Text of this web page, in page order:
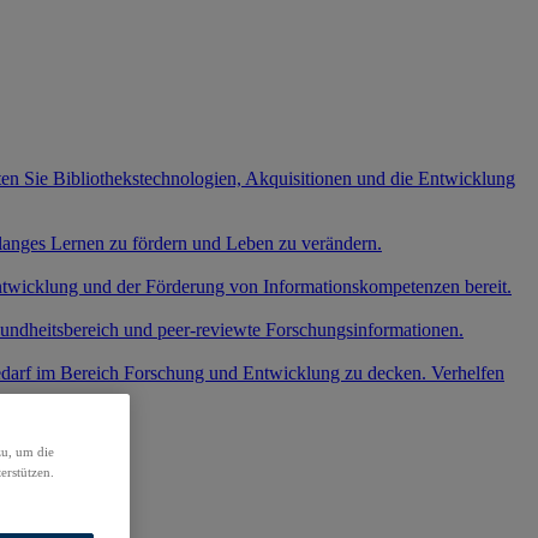
Sie Bibliothekstechnologien, Akquisitionen und die Entwicklung
Lernen zu fördern und Leben zu verändern.
und der Förderung von Informationskompetenzen bereit.
und peer-reviewte Forschungsinformationen.
im Bereich Forschung und Entwicklung zu decken. Verhelfen
um die